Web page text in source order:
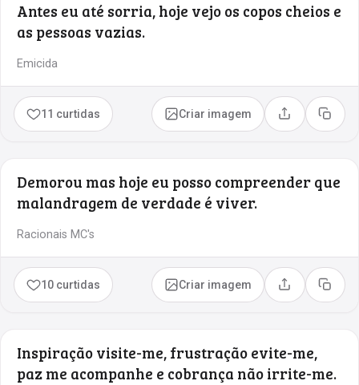
Antes eu até sorria, hoje vejo os copos cheios e
as pessoas vazias.
Emicida
11 curtidas Criar imagem Compartilhar
Copiar
Demorou mas hoje eu posso compreender que
malandragem de verdade é viver.
Racionais MC's
10 curtidas Criar imagem Compartilhar
Copiar
Inspiração visite-me, frustração evite-me,
paz me acompanhe e cobrança não irrite-me.